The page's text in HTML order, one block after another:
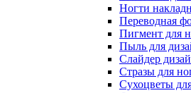
Ногти
Переводная
Пигмент для
Пыль для
Слайдер
Стразы для
Сухоцветы